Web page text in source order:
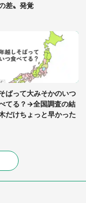
差〟発覚
ばって大みそかのいつ
てる？→全国調査の結
だけちょっと早かった